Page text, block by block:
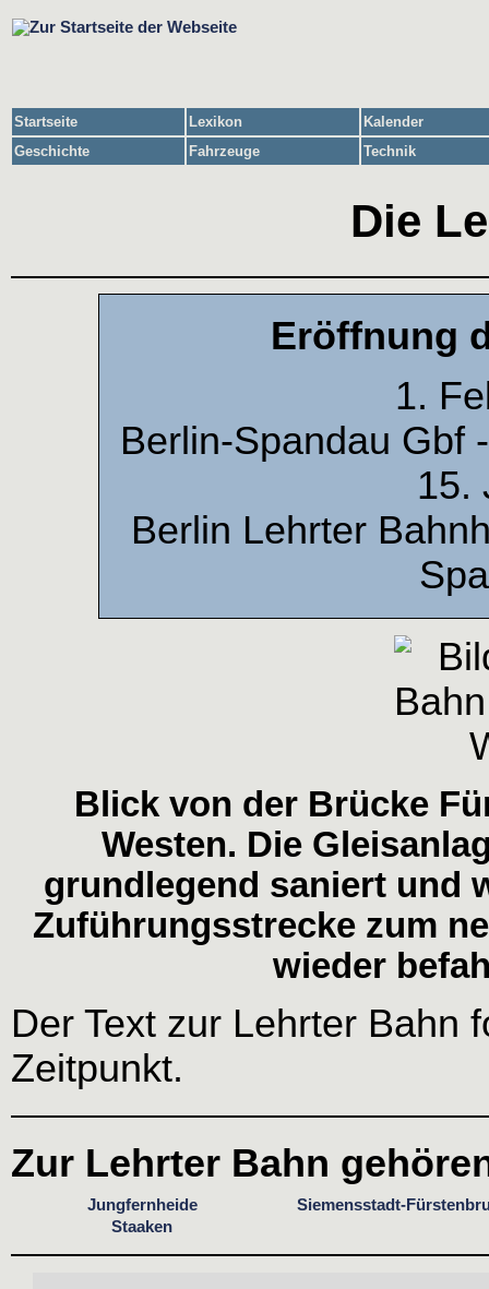
Startseite Lexikon
Kalender
Geschichte
Fahrzeuge Technik
Die
Eröffnung
1.
Berlin-Spandau Gbf
15.
Berlin Lehrter
Blick von der Brücke
Westen. Die
grundlegend saniert und
Zuführungsstrecke zum
wieder
Der Text zur Lehrter Bahn
Zeitpunkt.
Zur Lehrter Bahn
Jungfernheide
Siemensstadt-
Staaken